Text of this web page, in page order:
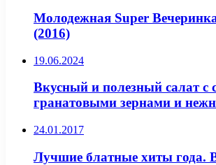
Молодежная Super
(2016)
19.06.2024
Вкусный и полезный салат с
гранатовыми зернами и
24.01.2017
Лучшие блатные хиты года.